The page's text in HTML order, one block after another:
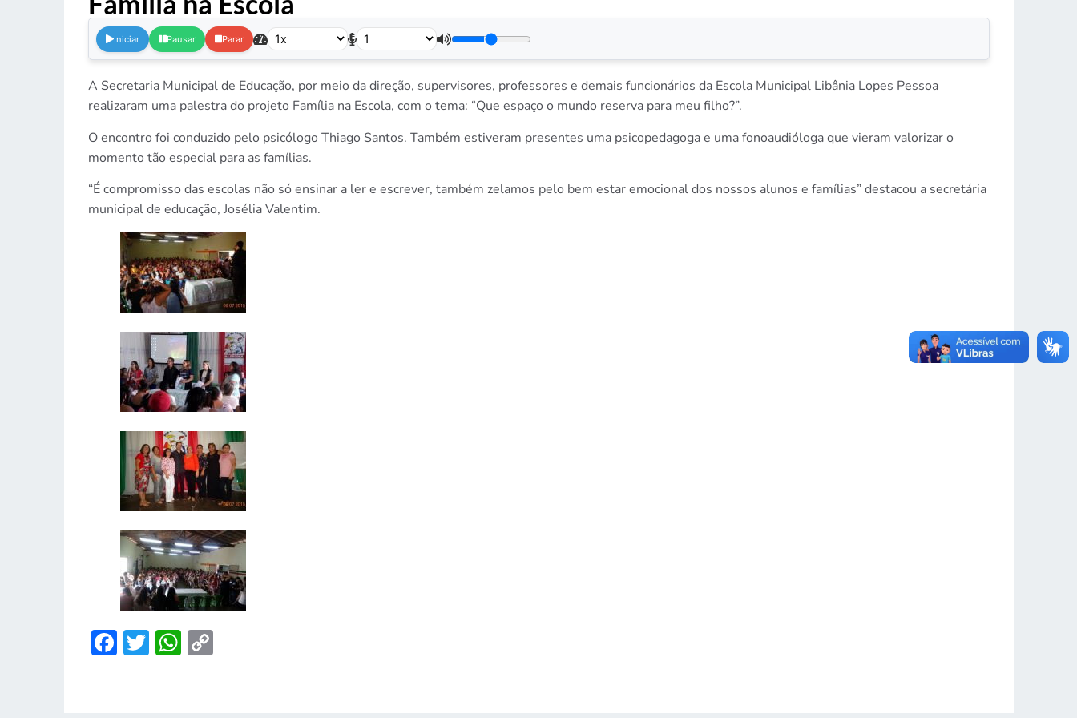
Iniciar Pausar Parar
A Secretaria Municipal de Educação, por meio da direção, supervisores, professores e demais funcionários da Escola Municipal Libânia Lopes Pessoa
realizaram uma palestra do projeto Família na Escola, com o tema: “Que espaço o mundo reserva para meu filho?”.
O encontro foi conduzido pelo psicólogo Thiago Santos. Também estiveram presentes uma psicopedagoga e uma fonoaudióloga que vieram valorizar o
momento tão especial para as famílias.
“É compromisso das escolas não só ensinar a ler e escrever, também zelamos pelo bem estar emocional dos nossos alunos e famílias” destacou a secretária
municipal de educação, Josélia Valentim.
Facebook
TwitterWhatsApp
Copy